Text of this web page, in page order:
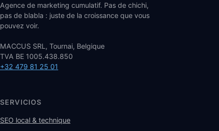
Agence de marketing cumulatif. Pas de chichi,
pas de blabla : juste de la croissance que vous
pouvez voir.
MACCUS SRL, Tournai, Belgique
TVA BE 1005.438.850
+32 479 81 25 01
SERVICIOS
SEO local & technique